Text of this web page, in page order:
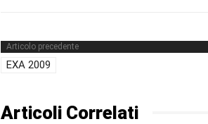
Articolo precedente
EXA 2009
Articoli Correlati